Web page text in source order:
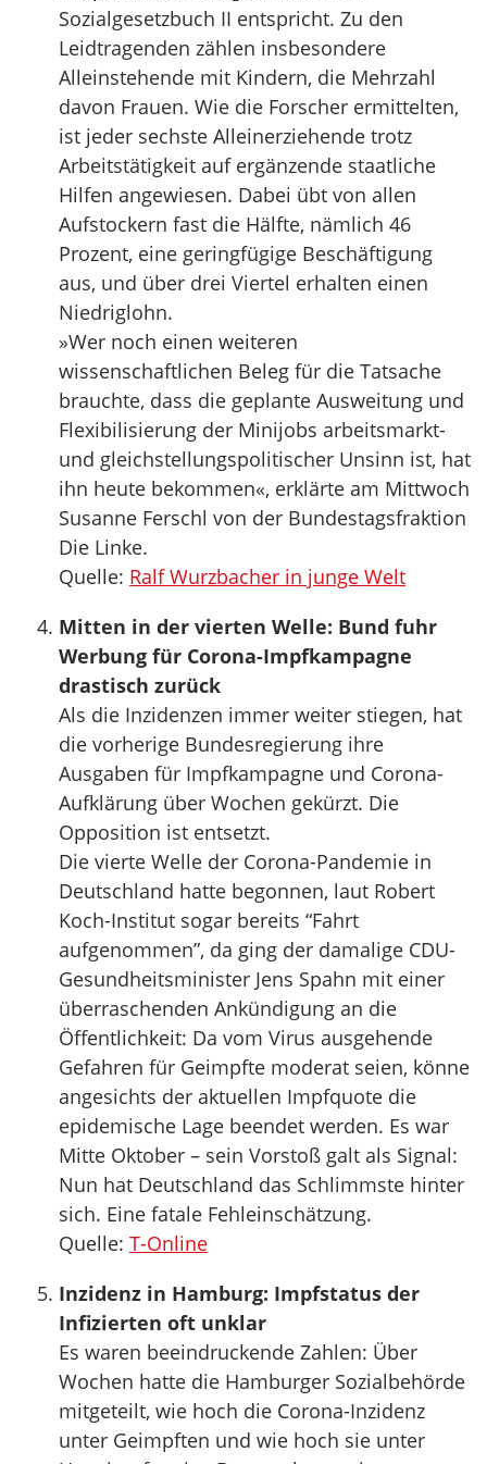
Sozialgesetzbuch II entspricht. Zu den
Leidtragenden zählen insbesondere
Alleinstehende mit Kindern, die Mehrzahl
davon Frauen. Wie die Forscher ermittelten,
ist jeder sechste Alleinerziehende trotz
Arbeitstätigkeit auf ergänzende staatliche
Hilfen angewiesen. Dabei übt von allen
Aufstockern fast die Hälfte, nämlich 46
Prozent, eine geringfügige Beschäftigung
aus, und über drei Viertel erhalten einen
Niedriglohn.
»Wer noch einen weiteren
wissenschaftlichen Beleg für die Tatsache
brauchte, dass die geplante Ausweitung und
Flexibilisierung der Minijobs arbeitsmarkt-
und gleichstellungspolitischer Unsinn ist, hat
ihn heute bekommen«, erklärte am Mittwoch
Susanne Ferschl von der Bundestagsfraktion
Die Linke.
Quelle: Ralf Wurzbacher in junge Welt
Mitten in der vierten Welle: Bund fuhr
Werbung für Corona-Impfkampagne
drastisch zurück
Als die Inzidenzen immer weiter stiegen, hat
die vorherige Bundesregierung ihre
Ausgaben für Impfkampagne und Corona-
Aufklärung über Wochen gekürzt. Die
Opposition ist entsetzt.
Die vierte Welle der Corona-Pandemie in
Deutschland hatte begonnen, laut Robert
Koch-Institut sogar bereits “Fahrt
aufgenommen”, da ging der damalige CDU-
Gesundheitsminister Jens Spahn mit einer
überraschenden Ankündigung an die
Öffentlichkeit: Da vom Virus ausgehende
Gefahren für Geimpfte moderat seien, könne
angesichts der aktuellen Impfquote die
epidemische Lage beendet werden. Es war
Mitte Oktober – sein Vorstoß galt als Signal:
Nun hat Deutschland das Schlimmste hinter
sich. Eine fatale Fehleinschätzung.
Quelle: T-Online
Inzidenz in Hamburg: Impfstatus der
Infizierten oft unklar
Es waren beeindruckende Zahlen: Über
Wochen hatte die Hamburger Sozialbehörde
mitgeteilt, wie hoch die Corona-Inzidenz
unter Geimpften und wie hoch sie unter